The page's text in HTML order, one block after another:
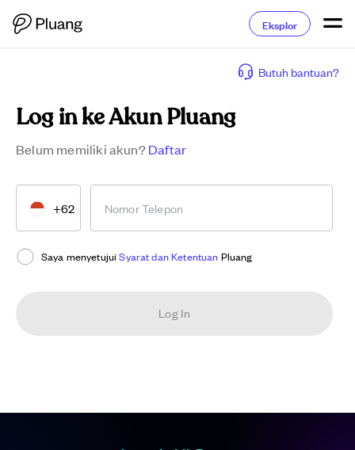
Eksplor
Butuh bantuan?
Log in ke Akun Pluang
Belum memiliki akun?Daftar
+62 Nomor Telepon
Saya menyetujui Syarat dan Ketentuan Pluang
Log In